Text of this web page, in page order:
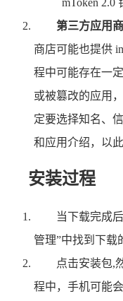
第三方应用
商店可能也提供
程中可能存在一
或被篡改的应用
定要选择知名、
和应用介绍，以
安装过程
当下载完成
管理”中找到下载
点击安装包,
程中，手机可能